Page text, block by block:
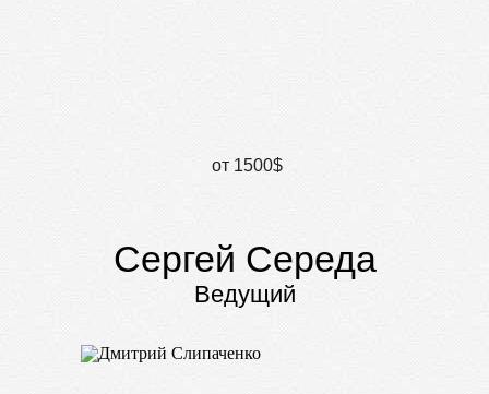
от 1500$
Сергей Середа
Ведущий